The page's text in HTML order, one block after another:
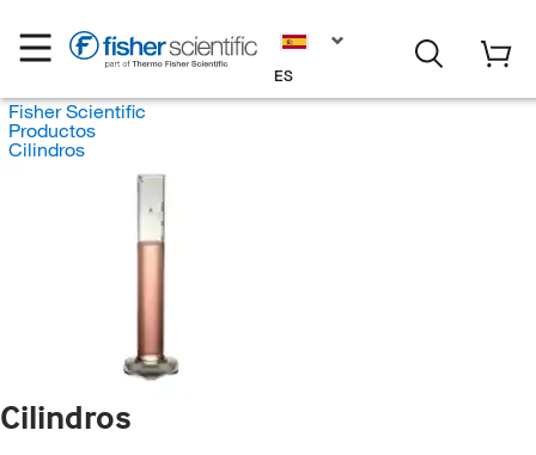
ES
Fisher Scientific
Productos
Cilindros
Cilindros